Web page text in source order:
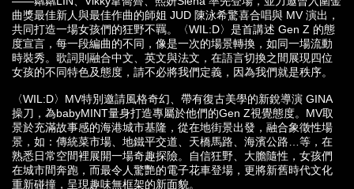
曲獎最佳新人與最佳作曲的師姐 JUD 陳泳希驚喜合唱與 MV 演出，
共同打造一場女孩們的狂野不羈。〈WIL:D〉是首講述 Gen Z 的態
度宣言，每一段編曲的不同，像是一次的場景轉換，如同一場流動
時裝秀。歌詞則融合中文、英文與法文，在語言切換之間展現四位
女孩的不同特色及態度，請不必將我們定義，因為我們就是秩序。
〈WIL:D〉MV特別邀請風格奇幻、帶有復古美學的新銳導演 GINA
操刀，為babyMINT量身打造專屬於他們的Gen Z視覺態度。MV取
景於充滿故事感的海港城市基隆，從在地街景出發，融合象徵性場
景，如：傳統菜市場、地鐵平交道、天橋馬路、海濱公路…等，在
熟悉日常空間裡展開一場奇趣探險。自信狂野、大膽隨性，女孩們
在城市間奔跑，而最令人驚艷的電子花車登場，更將新舊時代文化
重新碰撞，呈現趣味無框架的新面貌。